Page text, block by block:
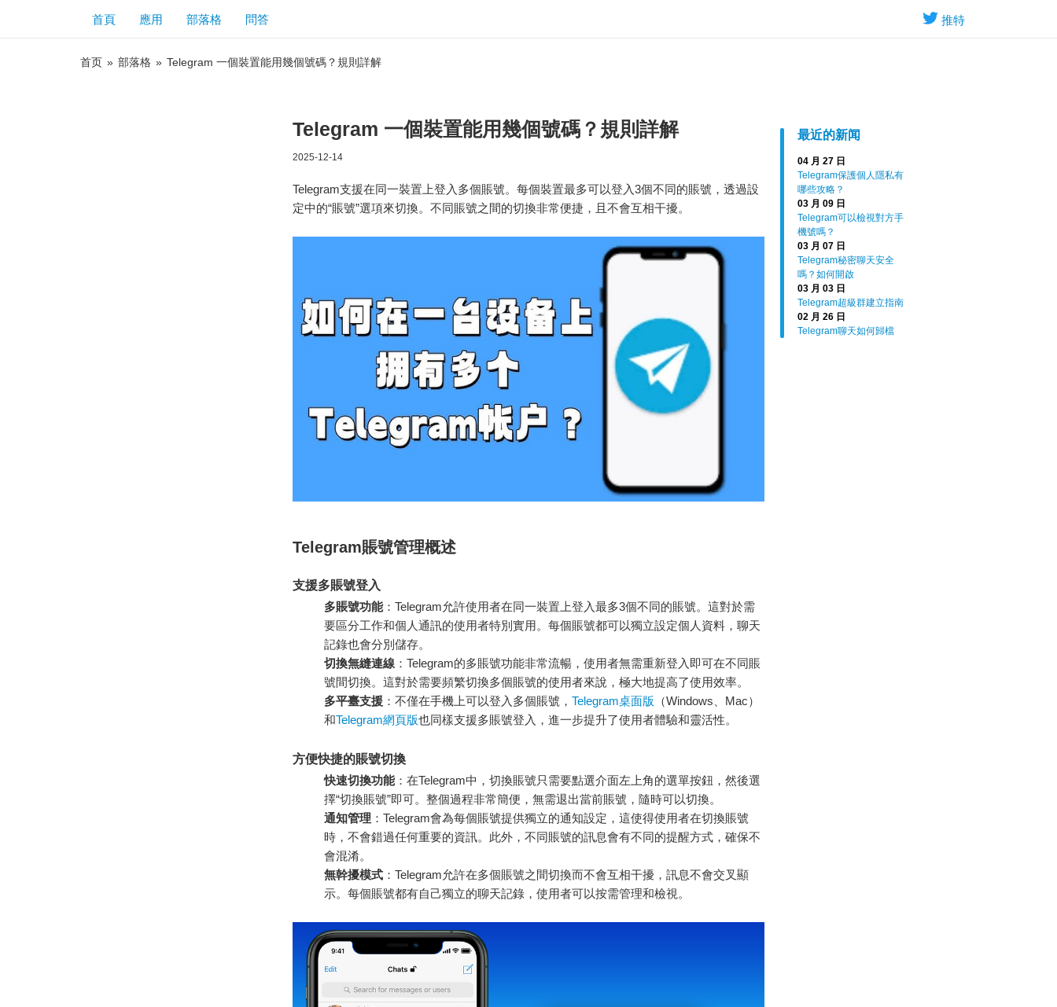
推特
首頁 應用 部落格 問答
首页 » 部落格 » Telegram 一個裝置能用幾個號碼？規則詳解
最近的新闻
04 月 27 日
Telegram保護個人隱私有
哪些攻略？
03 月 09 日
Telegram可以檢視對方手
機號嗎？
03 月 07 日
Telegram秘密聊天安全
嗎？如何開啟
03 月 03 日
Telegram超級群建立指南
02 月 26 日
Telegram聊天如何歸檔
Telegram 一個裝置能用幾個號碼？規則詳解
2025-12-14
Telegram支援在同一裝置上登入多個賬號。每個裝置最多可以登入3個不同的賬號，透過設
定中的“賬號”選項來切換。不同賬號之間的切換非常便捷，且不會互相干擾。
Telegram賬號管理概述
支援多賬號登入
多賬號功能：Telegram允許使用者在同一裝置上登入最多3個不同的賬號。這對於需
要區分工作和個人通訊的使用者特別實用。每個賬號都可以獨立設定個人資料，聊天
記錄也會分別儲存。
切換無縫連線 ：Telegram的多賬號功能非常流暢，使用者無需重新登入即可在不同賬
號間切換。這對於需要頻繁切換多個賬號的使用者來說，極大地提高了使用效率。
多平臺支援 ：不僅在手機上可以登入多個賬號， Telegram桌面版 （Windows、Mac）
和Telegram網頁版也同樣支援多賬號登入，進一步提升了使用者體驗和靈活性。
方便快捷的賬號切換
快速切換功能：在Telegram中，切換賬號只需要點選介面左上角的選單按鈕，然後選
擇“切換賬號”即可。整個過程非常簡便，無需退出當前賬號，隨時可以切換。
通知管理 ：Telegram會為每個賬號提供獨立的通知設定，這使得使用者在切換賬號
時，不會錯過任何重要的資訊。此外，不同賬號的訊息會有不同的提醒方式，確保不
會混淆。
無幹擾模式 ：Telegram允許在多個賬號之間切換而不會互相干擾，訊息不會交叉顯
示。每個賬號都有自己獨立的聊天記錄，使用者可以按需管理和檢視。